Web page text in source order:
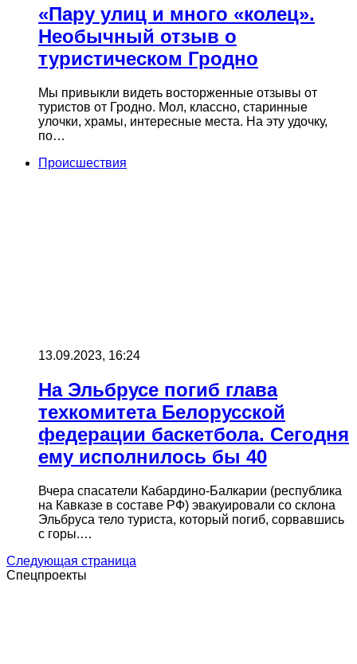
«Пару улиц и много «колец».
Необычный отзыв о
туристическом Гродно
Мы привыкли видеть восторженные отзывы от
туристов от Гродно. Мол, классно, старинные
улочки, храмы, интересные места. На эту удочку,
по…
Происшествия
13.09.2023, 16:24
На Эльбрусе погиб глава
техкомитета Белорусской
федерации баскетбола. Cегодня
ему исполнилось бы 40
Вчера спасатели Кабардино-Балкарии (республика
на Кавказе в составе РФ) эвакуировали со склона
Эльбруса тело туриста, который погиб, сорвавшись
с горы.…
Следующая страница
Спецпроекты